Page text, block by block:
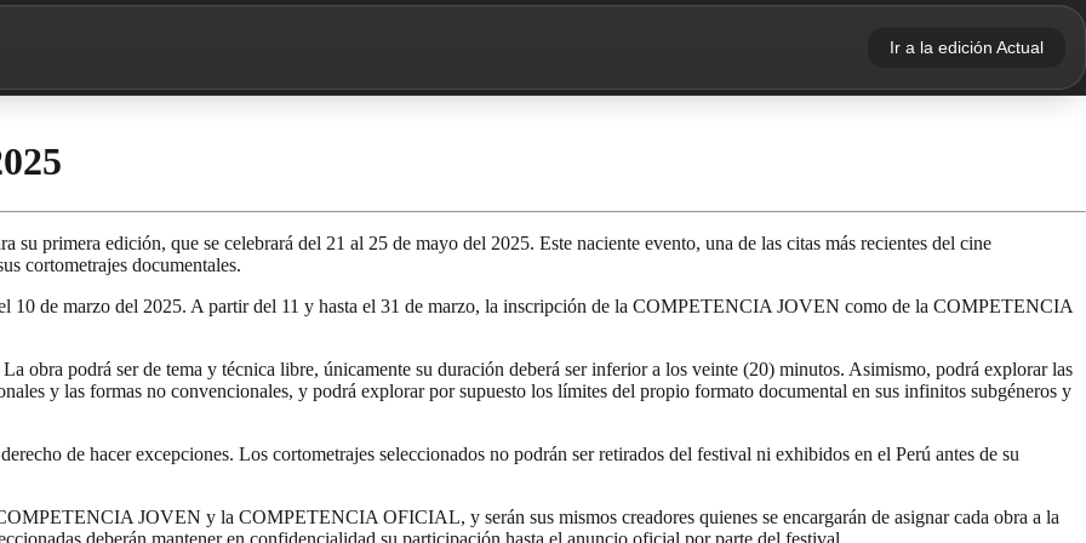
Ir a la edición Actual
primera edición, que se celebrará del 21 al 25 de mayo del 2025. Este naciente evento, una de las citas más recientes del cine
cortometrajes documentales.
10 de marzo del 2025. A partir del 11 y hasta el 31 de marzo, la inscripción de la COMPETENCIA JOVEN como de la COMPETENCIA
obra podrá ser de tema y técnica libre, únicamente su duración deberá ser inferior a los veinte (20) minutos. Asimismo, podrá explorar las
y las formas no convencionales, y podrá explorar por supuesto los límites del propio formato documental en sus infinitos subgéneros y
de hacer excepciones. Los cortometrajes seleccionados no podrán ser retirados del festival ni exhibidos en el Perú antes de su
JOVEN y la COMPETENCIA OFICIAL, y serán sus mismos creadores quienes se encargarán de asignar cada obra a la
deberán mantener en confidencialidad su participación hasta el anuncio oficial por parte del festival.